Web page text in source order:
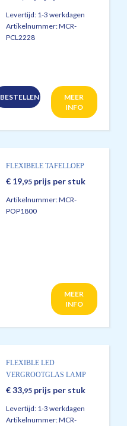
Levertijd: 1-3 werkdagen
Artikelnummer:MCR-
PCL2228
BESTELLEN
MEER
INFO
FLEXIBELE TAFELLOEP
€ 19,95 prijs per stuk
Artikelnummer:MCR-
POP1800
MEER
INFO
FLEXIBLE LED
VERGROOTGLAS LAMP
€33,95 prijs per stuk
Levertijd: 1-3 werkdagen
Artikelnummer:MCR-